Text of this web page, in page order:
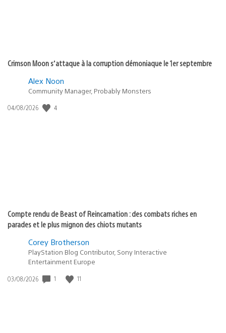
Crimson Moon s’attaque à la corruption démoniaque le 1er septembre
Alex Noon
Community Manager, Probably Monsters
Date
04/08/2026 4
Compte rendu de Beast of Reincarnation : des combats riches en
parades et le plus mignon des chiots mutants
Corey Brotherson
PlayStation Blog Contributor, Sony Interactive
Entertainment Europe
Date
03/08/2026 1 11